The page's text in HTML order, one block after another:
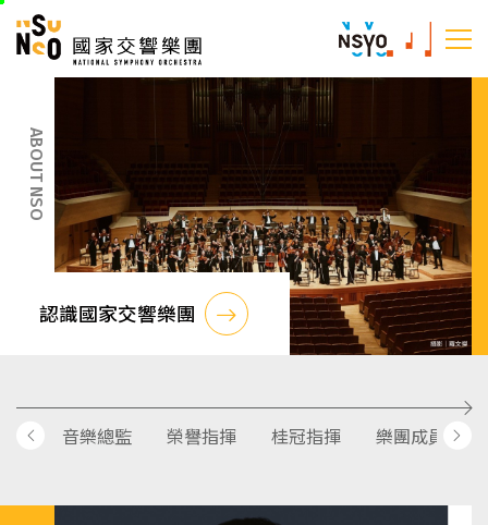
跳
::: 國家交響樂團
ABOUT NSO
認識國家交響樂團
音樂總監 榮譽指揮 桂冠指揮 樂團成員